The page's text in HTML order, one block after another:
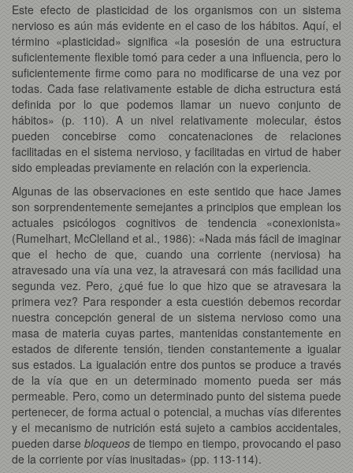
Este efecto de plasticidad de los organismos con un sistema
nervioso es aún más evidente en el caso de los hábitos. Aquí, el
término «plasticidad» significa «la posesión de una estructura
suficientemente flexible tomó para ceder a una influencia, pero lo
suficientemente firme como para no modificarse de una vez por
todas. Cada fase relativamente estable de dicha estructura está
definida por lo que podemos llamar un nuevo conjunto de
hábitos» (p. 110). A un nivel relativamente molecular, éstos
pueden concebirse como concatenaciones de relaciones
facilitadas en el sistema nervioso, y facilitadas en virtud de haber
sido empleadas previamente en relación con la experiencia.
Algunas de las observaciones en este sentido que hace James
son sorprendentemente semejantes a principios que emplean los
actuales psicólogos cognitivos de tendencia «conexionista»
(Rumelhart, McClelland et al., 1986): «Nada más fácil de imaginar
que el hecho de que, cuando una corriente (nerviosa) ha
atravesado una vía una vez, la atravesará con más facilidad una
segunda vez. Pero, ¿qué fue lo que hizo que se atravesara la
primera vez? Para responder a esta cuestión debemos recordar
nuestra concepción general de un sistema nervioso como una
masa de materia cuyas partes, mantenidas constantemente en
estados de diferente tensión, tienden constantemente a igualar
sus estados. La igualación entre dos puntos se produce a través
de la vía que en un determinado momento pueda ser más
permeable. Pero, como un determinado punto del sistema puede
pertenecer, de forma actual o potencial, a muchas vías diferentes
y el mecanismo de nutrición está sujeto a cambios accidentales,
pueden darsebloqueos de tiempo en tiempo, provocando el paso
de la corriente por vías inusitadas» (pp. 113-114).